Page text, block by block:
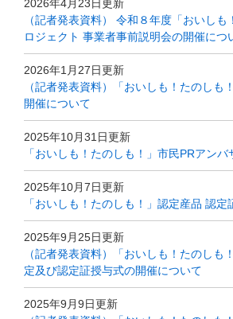
2026年4月23日更新
（記者発表資料） 令和８年度「おいし
ロジェクト 事業者事前説明会の開催につ
2026年1月27日更新
（記者発表資料）「おいしも！たのしも
開催について
2025年10月31日更新
「おいしも！たのしも！」市民PRアン
2025年10月7日更新
「おいしも！たのしも！」認定産品 認定
2025年9月25日更新
（記者発表資料）「おいしも！たのしも
定及び認定証授与式の開催について
2025年9月9日更新